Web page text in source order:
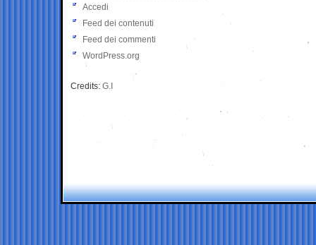
Accedi
Feed dei contenuti
Feed dei commenti
WordPress.org
Credits: G.I